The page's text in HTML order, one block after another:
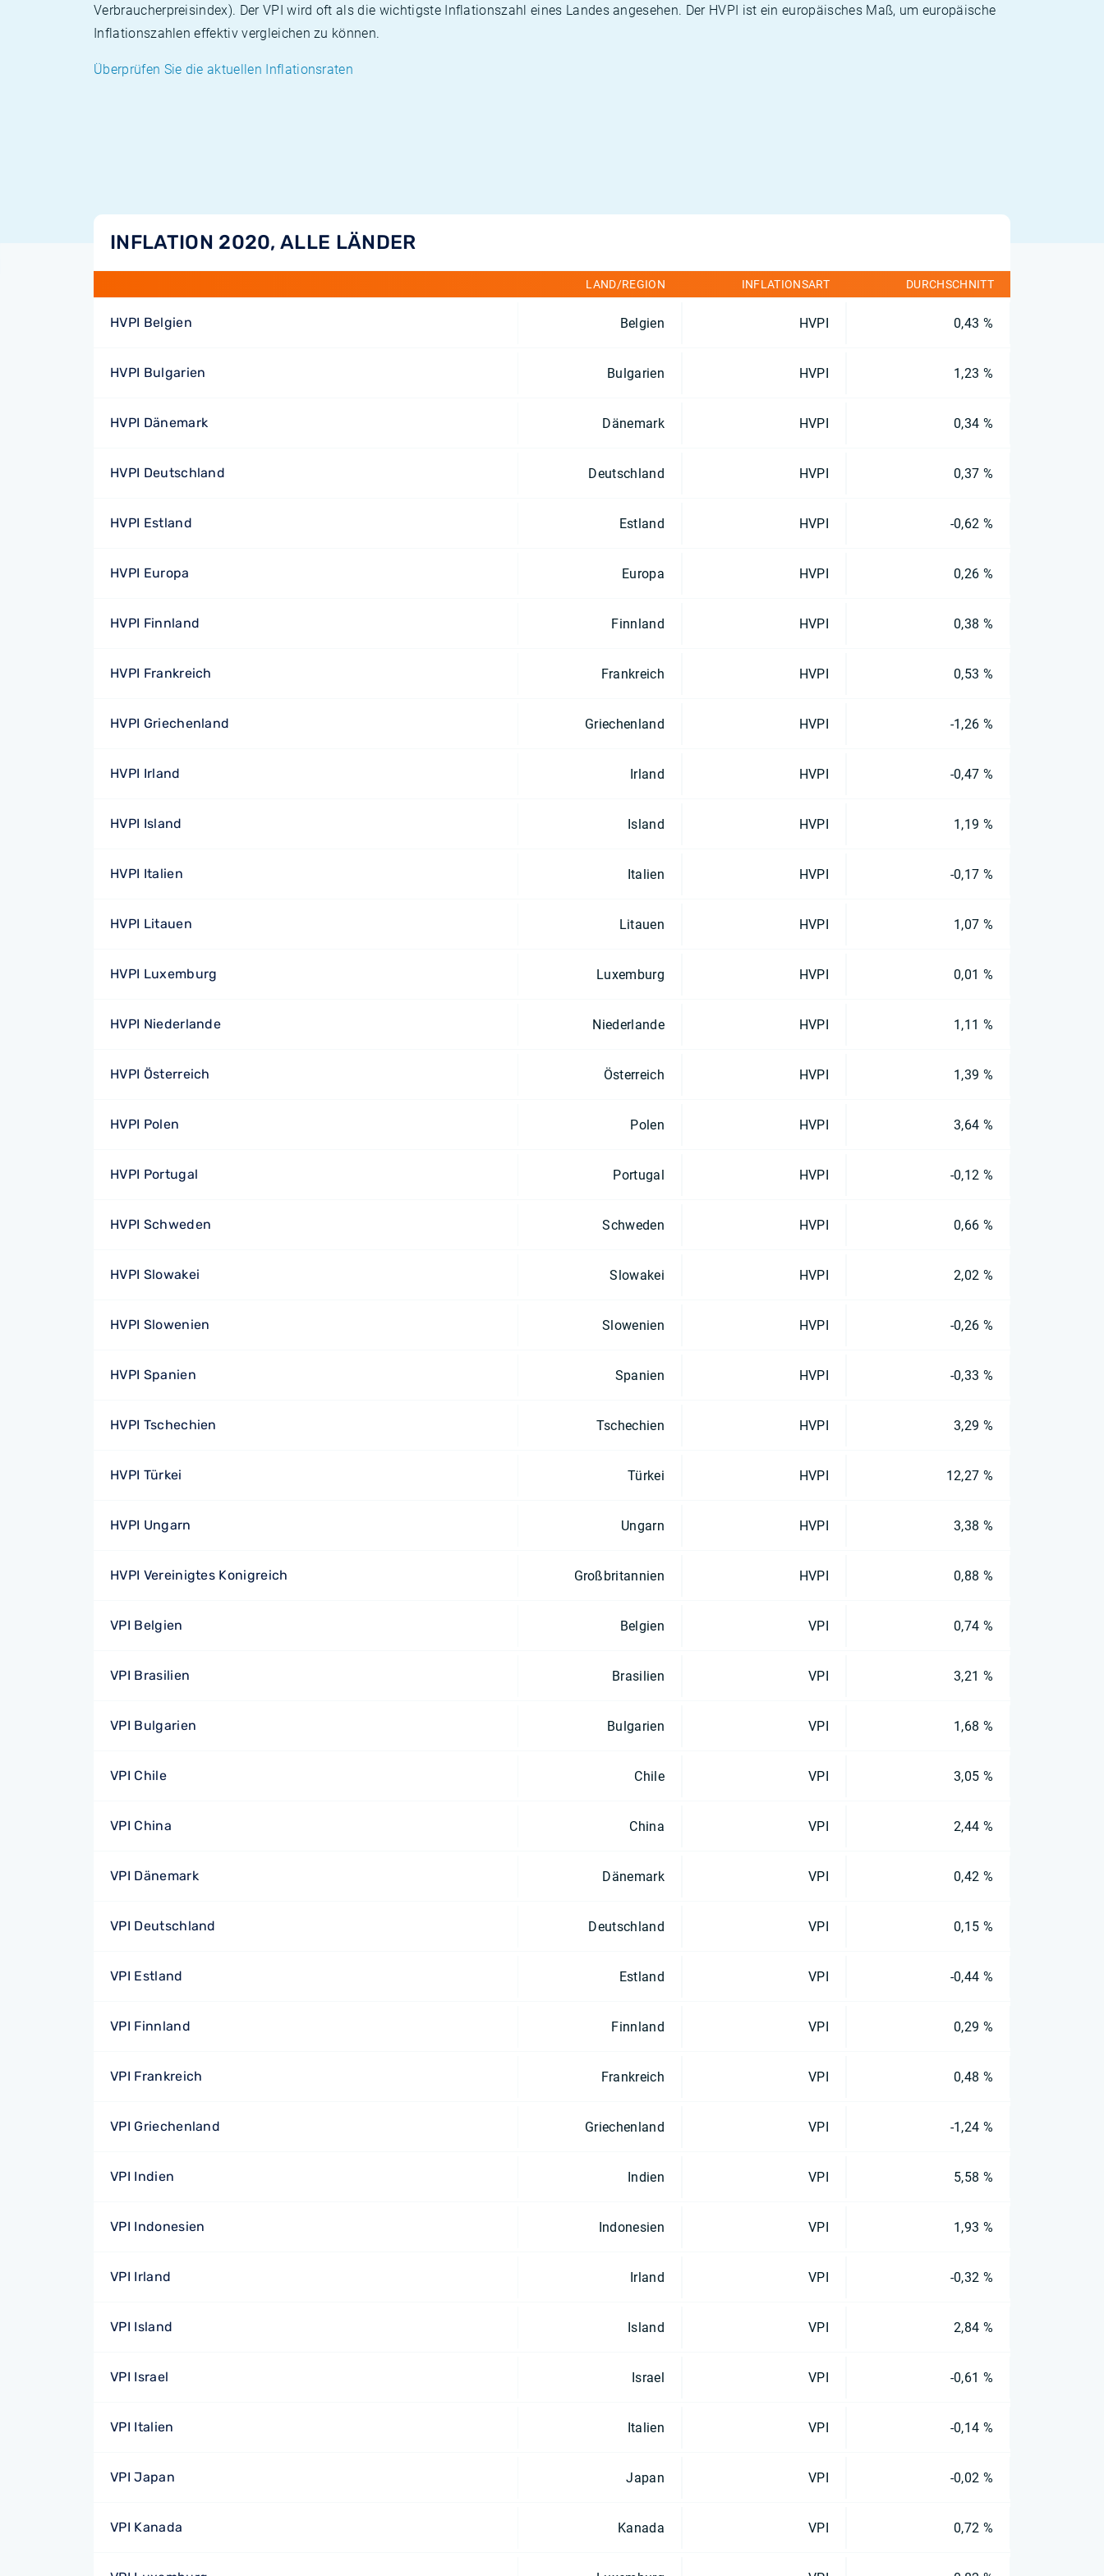
Verbraucherpreisindex). Der VPI wird oft als die wichtigste Inflationszahl eines Landes angesehen. Der HVPI ist ein europäisches Maß, um europäische
Inflationszahlen effektiv vergleichen zu können.
Überprüfen Sie die aktuellen Inflationsraten
INFLATION 2020, ALLE LÄNDER
LAND/REGION INFLATIONSART DURCHSCHNITT
HVPI Belgien Belgien HVPI 0,43 %
HVPI Bulgarien Bulgarien HVPI 1,23 %
HVPI Dänemark Dänemark HVPI 0,34 %
HVPI Deutschland Deutschland HVPI 0,37 %
HVPI Estland Estland HVPI -0,62 %
HVPI Europa Europa HVPI 0,26 %
HVPI Finnland Finnland HVPI 0,38 %
HVPI Frankreich Frankreich HVPI 0,53 %
HVPI Griechenland Griechenland HVPI -1,26 %
HVPI Irland Irland HVPI -0,47 %
HVPI Island Island HVPI 1,19 %
HVPI Italien Italien HVPI -0,17 %
HVPI Litauen Litauen HVPI 1,07 %
HVPI Luxemburg Luxemburg HVPI 0,01 %
HVPI Niederlande Niederlande HVPI 1,11 %
HVPI Österreich Österreich HVPI 1,39 %
HVPI Polen Polen HVPI 3,64 %
HVPI Portugal Portugal HVPI -0,12 %
HVPI Schweden Schweden HVPI 0,66 %
HVPI Slowakei Slowakei HVPI 2,02 %
HVPI Slowenien Slowenien HVPI -0,26 %
HVPI Spanien Spanien HVPI -0,33 %
HVPI Tschechien Tschechien HVPI 3,29 %
HVPI Türkei Türkei HVPI 12,27 %
HVPI Ungarn Ungarn HVPI 3,38 %
HVPI Vereinigtes Konigreich Großbritannien HVPI 0,88 %
VPI Belgien Belgien VPI 0,74 %
VPI Brasilien Brasilien VPI 3,21 %
VPI Bulgarien Bulgarien VPI 1,68 %
VPI Chile Chile VPI 3,05 %
VPI China China VPI 2,44 %
VPI Dänemark Dänemark VPI 0,42 %
VPI Deutschland Deutschland VPI 0,15 %
VPI Estland Estland VPI -0,44 %
VPI Finnland Finnland VPI 0,29 %
VPI Frankreich Frankreich VPI 0,48 %
VPI Griechenland Griechenland VPI -1,24 %
VPI Indien Indien VPI 5,58 %
VPI Indonesien Indonesien VPI 1,93 %
VPI Irland Irland VPI -0,32 %
VPI Island Island VPI 2,84 %
VPI Israel Israel VPI -0,61 %
VPI Italien Italien VPI -0,14 %
VPI Japan Japan VPI -0,02 %
VPI Kanada Kanada VPI 0,72 %